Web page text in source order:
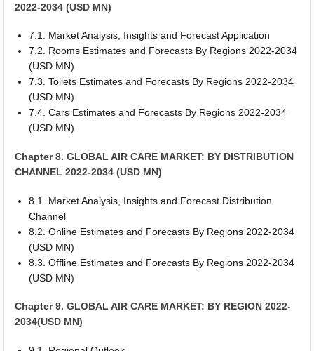
2022-2034 (USD MN)
7.1. Market Analysis, Insights and Forecast Application
7.2. Rooms Estimates and Forecasts By Regions 2022-2034
(USD MN)
7.3. Toilets Estimates and Forecasts By Regions 2022-2034
(USD MN)
7.4. Cars Estimates and Forecasts By Regions 2022-2034
(USD MN)
Chapter 8. GLOBAL AIR CARE MARKET: BY DISTRIBUTION
CHANNEL 2022-2034 (USD MN)
8.1. Market Analysis, Insights and Forecast Distribution
Channel
8.2. Online Estimates and Forecasts By Regions 2022-2034
(USD MN)
8.3. Offline Estimates and Forecasts By Regions 2022-2034
(USD MN)
Chapter 9. GLOBAL AIR CARE MARKET: BY REGION 2022-
2034(USD MN)